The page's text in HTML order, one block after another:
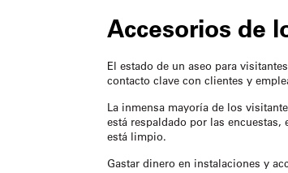
Accesorios de
El estado de un aseo para
contacto clave con clientes y
La inmensa mayoría de los
está respaldado por las
está limpio.
Gastar dinero en instalaciones y